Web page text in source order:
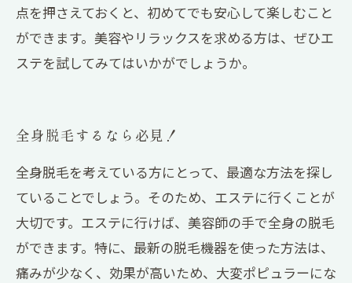
点を押さえておくと、初めてでも安心して楽しむこと
ができます。美容やリラックスを求める方は、ぜひエ
ステを試してみてはいかがでしょうか。
全身脱毛するなら必見！
全身脱毛を考えている方にとって、最適な方法を探し
ていることでしょう。そのため、エステに行くことが
大切です。エステに行けば、美容師の手で全身の脱毛
ができます。特に、最新の脱毛機器を使った方法は、
痛みが少なく、効果が高いため、大変ポピュラーにな